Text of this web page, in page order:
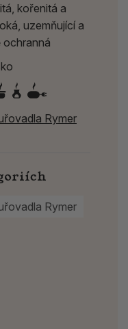
kořenitá a
uzemňující a
ochranná
Rymer
Rymer